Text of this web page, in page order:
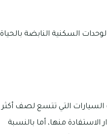
الوحدات السكنية النابضة بالحياة
بمجمع أفينيدا 1 مجموعة من مواقف السيارات التي تتسع لصف أكثر
منها، أما بالنسبة